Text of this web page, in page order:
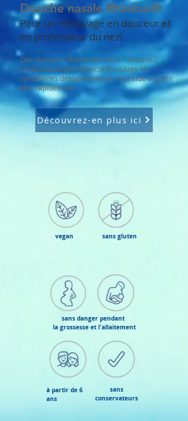
Douche nasale Rhinicur®
Pour un nettoyage en douceur et
en profondeur du nez!
Des rhumes ? Rhume des foins ? Sinusite ?
La douche nasale Rhinicur® soulage les
symptômes désagréables et vous aide à guérir
plus rapidement.
Découvrez-en plus ici
vegan sans gluten
sans danger pendant
la grossesse et l'allaitement
à partir de 6
ans
sans
conservateurs